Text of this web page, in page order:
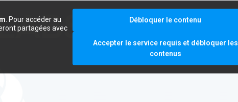
. Pour accéder au
partagées avec
Débloquer le contenu
Accepter le service requis et débloquer les
contenus